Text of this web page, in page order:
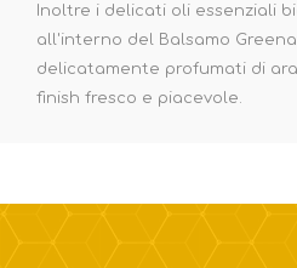
Inoltre i delicati oli essenziali
all'interno del Balsamo
delicatamente profumati di
finish fresco e piacevole.